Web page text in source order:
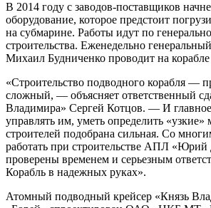
В 2014 году с заводов-поставщиков
оборудование, которое предстоит
на субмарине. Работы идут по
строительства. Еженедельно
Михаил Будниченко проводит на
«Строительство подводного корабля —
сложный, — объясняет ответственный
Владимира» Сергей Котцов. — И
управлять им, уметь определить «узкие»
строителей подобрана сильная. Со
работать при строительстве АПЛ
проверены временем и серьезным
Корабль в надежных руках».
Атомный подводный крейсер «Князь